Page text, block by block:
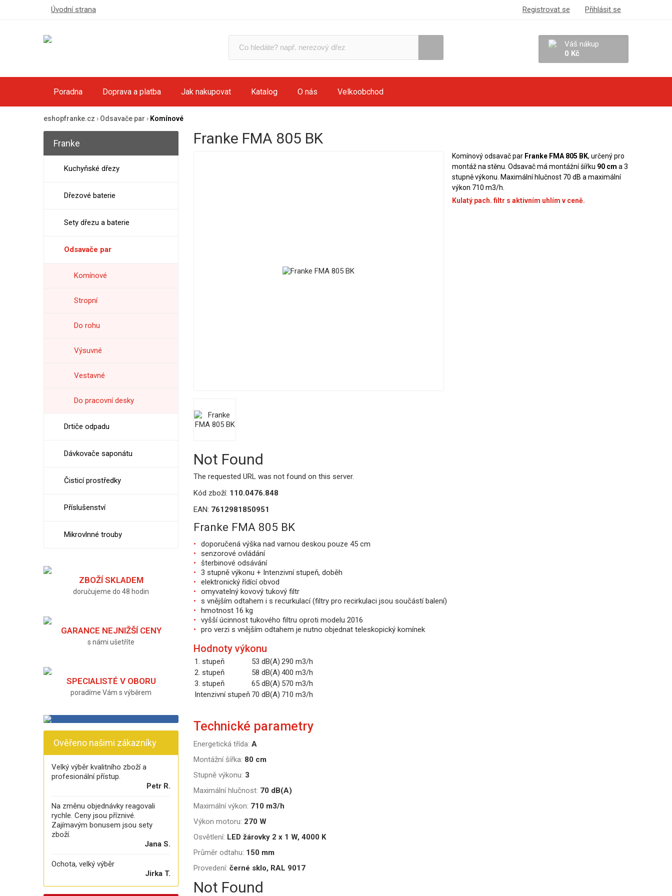
Úvodní strana Registrovat se Přihlásit se
Váš nákup
0 Kč
Poradna Doprava a platba Jak nakupovat Katalog O nás Velkoobchod
eshopfranke.cz › Odsavače par › Komínové
Franke FMA 805 BK
Komínový odsavač par Franke FMA 805 BK, určený pro
montáž na stěnu. Odsavač má montážní šířku 90 cm a 3
stupně výkonu. Maximální hlučnost 70 dB a maximální
výkon 710 m3/h.
Kulatý pach. filtr s aktivním uhlím v ceně.
Not Found
The requested URL was not found on this server.
Kód zboží: 110.0476.848
EAN: 7612981850951
Franke FMA 805 BK
doporučená výška nad varnou deskou pouze 45 cm
senzorové ovládání
šterbinové odsávání
3 stupně výkonu + Intenzivní stupeň, doběh
elektronický řídící obvod
omyvatelný kovový tukový filtr
s vnějším odtahem i s recurkulací (filtry pro recirkulaci jsou součástí balení)
hmotnost 16 kg
vyšší úcinnost tukového filtru oproti modelu 2016
pro verzi s vnějším odtahem je nutno objednat teleskopický komínek
Hodnoty výkonu
1. stupeň 53 dB(A) 290 m3/h
2. stupeň
58 dB(A) 400 m3/h
3. stupeň
65 dB(A) 570 m3/h
Intenzivní stupeň 70 dB(A) 710 m3/h
Technické parametry
Energetická třída: A
Montážní šířka: 80 cm
Stupně výkonu: 3
Maximální hlučnost: 70 dB(A)
Maximální výkon: 710 m3/h
Výkon motoru: 270 W
Osvětlení: LED žárovky 2 x 1 W, 4000 K
Průměr odtahu: 150 mm
Provedení: černé sklo, RAL 9017
Not Found
Franke
Kuchyňské dřezy
Dřezové baterie
Sety dřezu a baterie
Odsavače par
Komínové
Stropní
Do rohu
Výsuvné
Vestavné
Do pracovní desky
Drtiče odpadu
Dávkovače saponátu
Čisticí prostředky
Příslušenství
Mikrovlnné trouby
ZBOŽÍ SKLADEM
doručujeme do 48 hodin
GARANCE NEJNIŽŠÍ CENY
s námi ušetříte
SPECIALISTÉ V OBORU
poradíme Vám s výběrem
Ověřeno našimi zákazníky
Velký výběr kvalitního zboží a
profesionální přístup.
Petr R.
Na změnu objednávky reagovali
rychle. Ceny jsou příznivé.
Zajímavým bonusem jsou sety
zboží.
Jana S.
Ochota, velký výběr
Jirka T.